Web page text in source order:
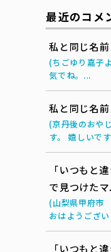
最近のコメ
私と同じ名
(ちごゆり嘉子
気でね。...
私と同じ名
(京丹後のおや
す。 嬉しいで
「いつもと
で見つけたマ
(山梨県甲府市
おはようござ
「いつもと